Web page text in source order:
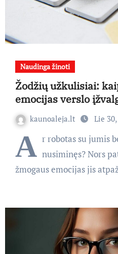
Naudinga žinoti
Žodžių užkulisiai:
emocijas verslo
kaunoaleja.lt Lie 30,
A r robotas su jumis
nusiminęs? Nors
žmogaus emocijas jis